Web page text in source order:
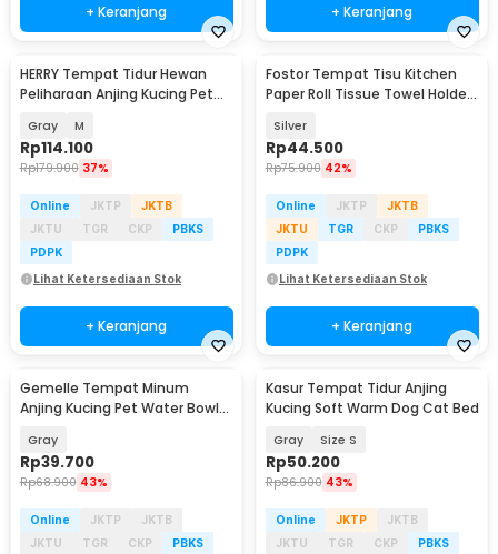
+ Keranjang + Keranjang
HERRY Tempat Tidur Hewan
Peliharaan Anjing Kucing Pet
Gray M
Rp114.100
Rp179.900 37%
Online JKTP
JKTB
JKTU
TGR CKP
PBKS
PDPK
Lihat Ketersediaan Stok
+ Keranjang
Fostor Tempat Tisu Kitchen
Paper Roll Tissue Towel Holder
Silver
Rp44.500
Rp75.900 42%
Online JKTP
JKTB
JKTU
TGR CKP
PBKS
PDPK
Lihat Ketersediaan Stok
+ Keranjang
Gemelle Tempat Minum
Anjing Kucing Pet Water Bowl
Gray
Rp39.700
Rp68.900 43%
Online JKTP
JKTB
JKTU
TGR CKP
PBKS
Kasur Tempat Tidur Anjing
Kucing Soft Warm Dog Cat Bed
Gray Size S
Rp50.200
Rp86.900 43%
Online JKTP
JKTB
JKTU
TGR CKP
PBKS